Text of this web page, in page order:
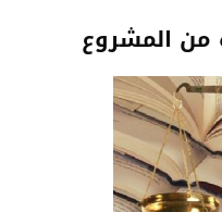
من المشروع